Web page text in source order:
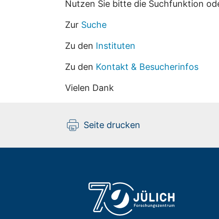
Nutzen Sie bitte die Suchfunktion
Zur Suche
Zu den Instituten
Zu den Kontakt & Besucherinfos
Vielen Dank
Seite drucken